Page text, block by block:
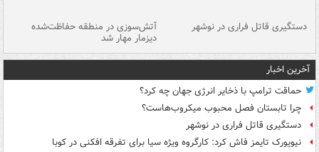
دستگیری قاتل فراری در نوشهر آتش‌سوزی در منطقه حفاظت‌شده
دیزمار مهار شد
آخرین اخبار
حماقت ترامپ با ذخایر انرژی جهان چه کرد؟
چرا تابستان فصل محبوب میکروب‌هاست؟
دستگیری قاتل فراری در نوشهر
نیویورک تایمز فاش کرد: کارگروه ویژه سیا برای تفرقه افکنی در کوبا